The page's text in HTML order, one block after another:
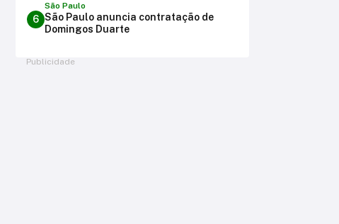
6
São Paulo
São Paulo anuncia contratação de
Domingos Duarte
Publicidade